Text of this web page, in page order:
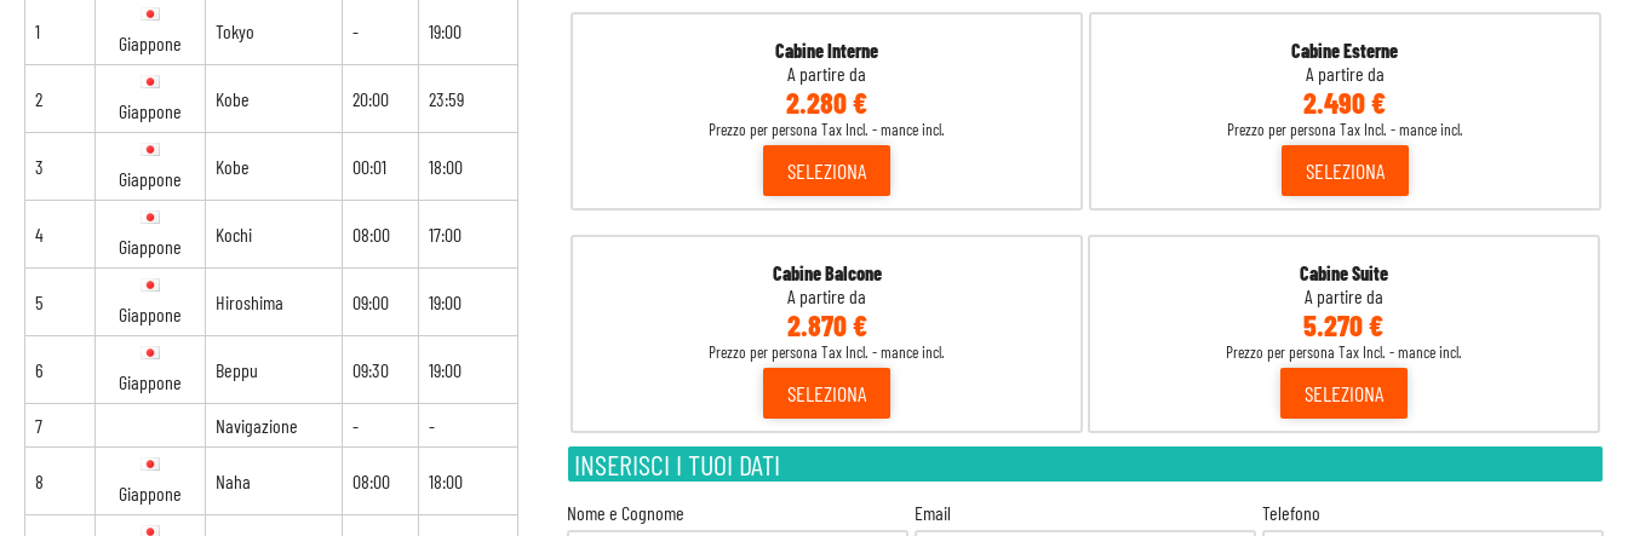
Cabine Interne
A partire da
2.280 €
Prezzo per persona Tax Incl. - mance incl.
SELEZIONA
Cabine Esterne
A partire da
2.490 €
Prezzo per persona Tax Incl. - mance incl.
SELEZIONA
Cabine Balcone
A partire da
2.870 €
Prezzo per persona Tax Incl. - mance incl.
SELEZIONA
Cabine Suite
A partire da
5.270 €
Prezzo per persona Tax Incl. - mance incl.
SELEZIONA
INSERISCI I TUOI DATI
Nome e Cognome Email Telefono
1
Giappone
Tokyo - 19:00
2
Giappone
Kobe 20:00 23:59
3
Giappone
Kobe 00:01 18:00
4
Giappone
Kochi 08:00 17:00
5
Giappone
Hiroshima 09:00 19:00
6
Giappone
Beppu 09:30 19:00
7 Navigazione - -
8
Giappone
Naha 08:00 18:00